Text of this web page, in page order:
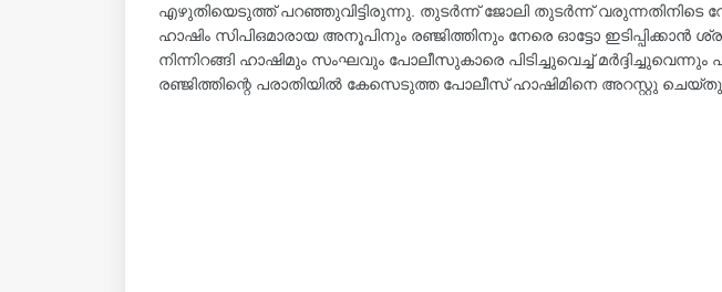
എഴുതിയെടുത്ത് പറഞ്ഞുവിട്ടിരുന്നു. തുടർന്ന് ജോലി തുടർന്ന് വരുന്നതിനിടെ
ഹാഷിം സിപിഒമാരായ അനൂപിനും രഞ്ജിത്തിനും നേരെ ഓട്ടോ ഇടിപ്പിക്കാൻ
നിന്നിറങ്ങി ഹാഷിമും സംഘവും പോലീസുകാരെ പിടിച്ചുവെച്ച്
രഞ്ജിത്തിന്റെ പരാതിയിൽ കേസെടുത്ത പോലീസ് ഹാഷിമിനെ അറസ്റ്റു ചെയ്തു.